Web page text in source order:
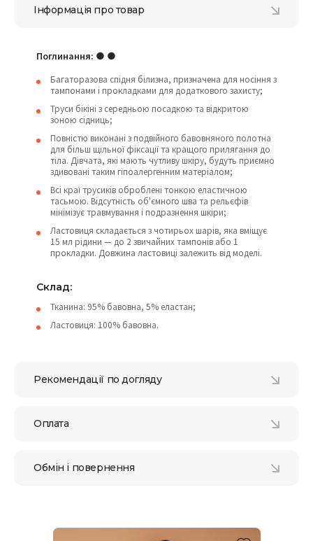
Інформація про товар
Поглинання: ● ●
Багаторазова спідня білизна, призначена для носіння з
тампонами і прокладками для додаткового захисту;
Труси бікіні з середньою посадкою та відкритою
зоною сідниць;
Повністю виконані з подвійного бавовняного полотна
для більш щільної фіксації та кращого прилягання до
тіла. Дівчата, які мають чутливу шкіру, будуть приємно
здивовані таким гіпоалергенним матеріалом;
Всі краї трусиків оброблені тонкою еластичною
тасьмою. Відсутність об'ємного шва та рельєфів
мінімізує травмування і подразнення шкіри;
Ластовиця складається з чотирьох шарів, яка вміщує
15 мл рідини — до 2 звичайних тампонів або 1
прокладки. Довжина ластовиці залежить від моделі.
Склад:
Тканина: 95% бавовна, 5% еластан;
Ластовиця: 100% бавовна.
Рекомендації по догляду
Оплата
Обмін і повернення